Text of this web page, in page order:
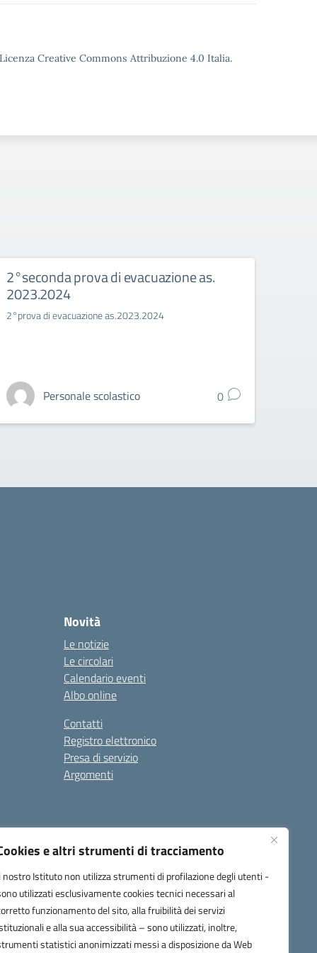
e altri strumenti di tracciamento
nostro Istituto non utilizza strumenti di profilazione degli utenti -
utilizzati esclusivamente cookies tecnici necessari al
funzionamento del sito, alla fruibilità dei servizi
e alla sua accessibilità – sono utilizzati, inoltre,
statistici anonimizzati messi a disposizione da Web
Creative Commons Attribuzione 4.0 Italia.
2°seconda prova di evacuazione as.
2023.2024
2°prova di evacuazione as.2023.2024
Personale scolastico 0
Novità
Le notizie
Le circolari
Calendario eventi
Albo online
Contatti
Registro elettronico
Presa di servizio
Argomenti